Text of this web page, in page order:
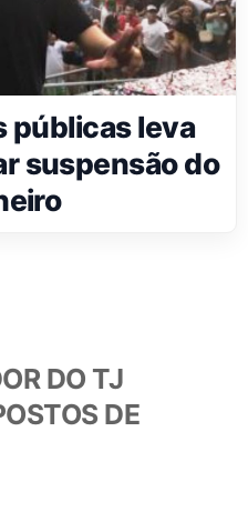
públicas leva
suspensão do
DO TJ
DE